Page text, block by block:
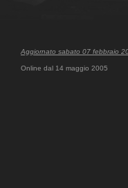
Aggiornato sabato 07 febbraio
Online dal 14 maggio 2005